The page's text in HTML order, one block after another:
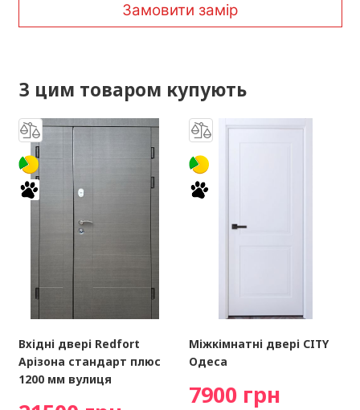
Замовити замір
З цим товаром купують
Вхідні двері Redfort
Арізона стандарт плюс
1200 мм вулиця
Міжкімнатні двері CITY
Одеса
7900 грн